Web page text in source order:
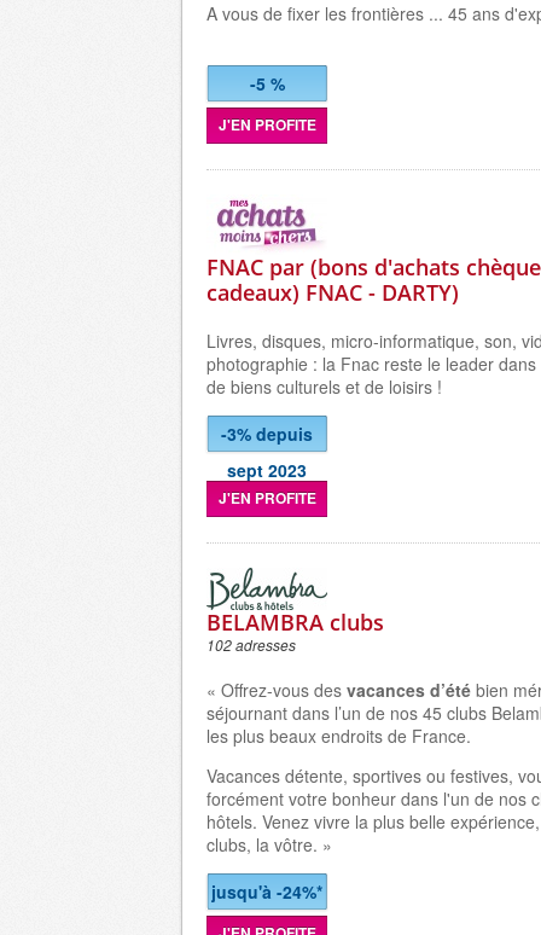
A vous de fixer les frontières ... 45 ans
-5 %
J'EN PROFITE
FNAC par (bons d'achats
cadeaux) FNAC - DARTY)
Livres, disques, micro-informatique, son,
photographie : la Fnac reste le leader
de biens culturels et de loisirs !
-3% depuis
sept 2023
J'EN PROFITE
BELAMBRA clubs
102 adresses
« Offrez-vous des vacances d’été bien
séjournant dans l’un de nos 45 clubs
les plus beaux endroits de France.
Vacances détente, sportives ou festives,
forcément votre bonheur dans l'un de nos
hôtels. Venez vivre la plus belle
clubs, la vôtre. »
jusqu'à -24%*